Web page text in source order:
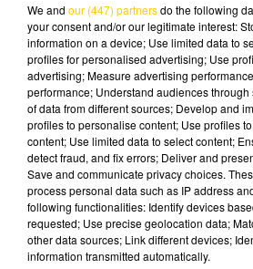
12 mai 2025 - 3 min 41 sec
L'INFO DE LA
À 18H00
Ecoutez sur Totem
dans le Nord du Lot et le pays
reportages de nos journalistes
We and our (447) partnersdo the following
your consent and/or our legitimate interest:
information on a device; Use limited data to
profiles for personalised advertising; Use
advertising; Measure advertising
performance; Understand audiences
of data from different sources; Develop and
profiles to personalise content; Use profiles
content; Use limited data to select content;
detect fraud, and fix errors; Deliver and
Save and communicate privacy choices.
process personal data such as IP address
following functionalities: Identify devices
requested; Use precise geolocation data;
other data sources; Link different devices;
information transmitted automatically.